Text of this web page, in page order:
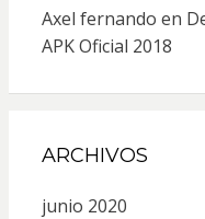
Axel fernando en
APK Oficial 2018
ARCHIVOS
junio 2020